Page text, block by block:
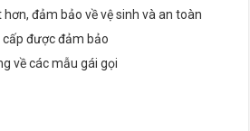
đảm bảo về vệ sinh và an toàn
cấp được đảm bảo
về các mẫu gái gọi